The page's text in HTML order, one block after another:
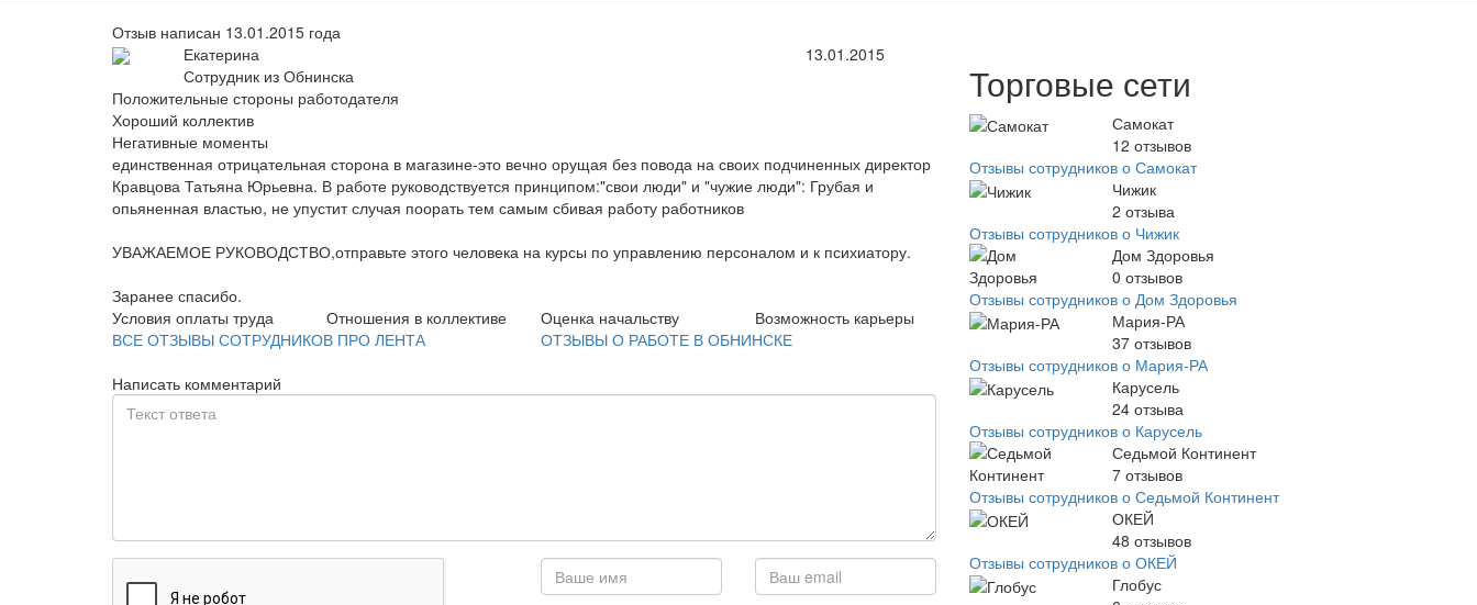
Отзыв написан 13.01.2015 года
Екатерина
Сотрудник из Обнинска
13.01.2015
Положительные стороны работодателя
Хороший коллектив
Негативные моменты
единственная отрицательная сторона в магазине-это вечно орущая без повода на своих подчиненных директор
Кравцова Татьяна Юрьевна. В работе руководствуется принципом:"свои люди" и "чужие люди": Грубая и
опьяненная властью, не упустит случая поорать тем самым сбивая работу работников
УВАЖАЕМОЕ РУКОВОДСТВО,отправьте этого человека на курсы по управлению персоналом и к психиатору.
Заранее спасибо.
Условия оплаты труда
Отношения в коллективе Оценка начальству
Возможность карьеры
ВСЕ ОТЗЫВЫ СОТРУДНИКОВ ПРО ЛЕНТА
ОТЗЫВЫ О РАБОТЕ В ОБНИНСКЕ
Написать комментарий
Торговые сети
Самокат
12 отзывов
Отзывы сотрудников о Самокат
Чижик
2 отзыва
Отзывы сотрудников о Чижик
Дом Здоровья
0 отзывов
Отзывы сотрудников о Дом Здоровья
Мария-РА
37 отзывов
Отзывы сотрудников о Мария-РА
Карусель
24 отзыва
Отзывы сотрудников о Карусель
Седьмой Континент
7 отзывов
Отзывы сотрудников о Седьмой Континент
ОКЕЙ
48 отзывов
Отзывы сотрудников о ОКЕЙ
Глобус